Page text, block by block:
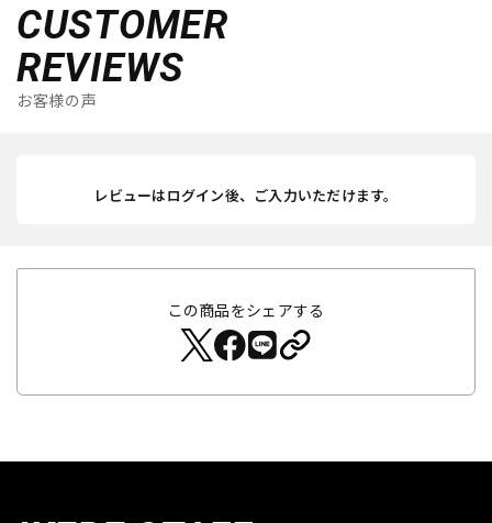
CUSTOMER
REVIEWS
お客様の声
レビューはログイン後、ご入力いただけます。
この商品をシェアする